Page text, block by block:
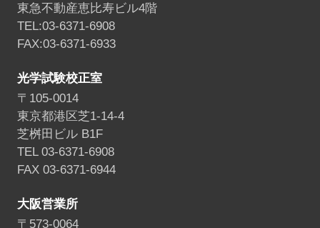
東急不動産恵比寿ビル4階
TEL:03-6371-6908
FAX:03-6371-6933
光学試験校正室
〒105-0014
東京都港区芝1-14-4
芝桝田ビル B1F
TEL 03-6371-6908
FAX 03-6371-6944
大阪営業所
〒573-0064